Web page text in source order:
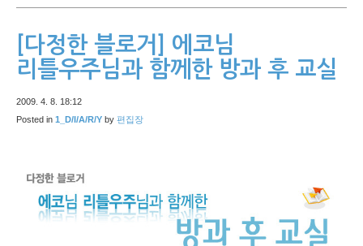
[다정한 블로거] 에코님
리틀우주님과 함께한 방과 후 교실
2009. 4. 8. 18:12
Posted in 1_D/I/A/R/Y by 편집장